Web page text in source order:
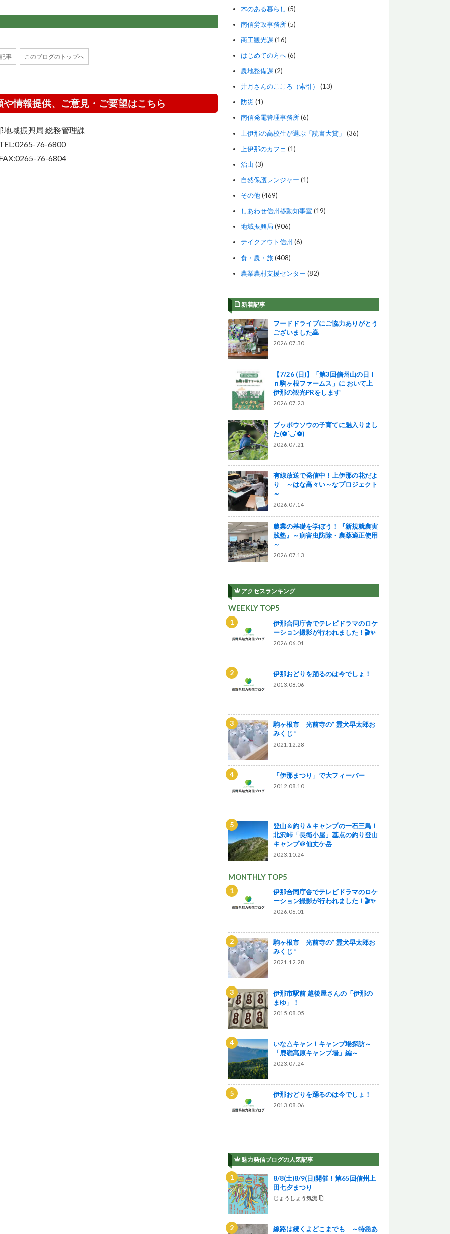
事 このブログのトップへ
情報提供、ご意見・ご要望はこちら
地域振興局 総務管理課
76-6800
76-6804
木のある暮らし (5)
南信労政事務所(5)
商工観光課 (16)
はじめての方へ(6)
農地整備課 (2)
井月さんのこころ（索引）
(13)
防災 (1)
南信発電管理事務所(6)
上伊那の高校生が選ぶ「読書大賞」
(36)
上伊那のカフェ (1)
治山 (3)
自然保護レンジャー (1)
その他(469)
しあわせ信州移動知事室(19)
地域振興局 (906)
テイクアウト信州 (6)
食・農・旅(408)
農業農村支援センター (82)
新着記事
フードドライブにご協力ありがとう
ございました🙇
2026.07.30
【7/26 (日)】「第3回信州山の日ｉ
ｎ駒ヶ根ファームス」に おいて上
伊那の観光PRをします
2026.07.23
ブッポウソウの子育てに魅入りまし
た(❁´◡`❁)
2026.07.21
有線放送で発信中！上伊那の花だよ
り ～はな高々い～なプロジェクト
～
2026.07.14
農業の基礎を学ぼう！『新規就農実
践塾』～病害虫防除・農薬適正使用
～
2026.07.13
アクセスランキング
WEEKLY TOP5
伊那合同庁舎でテレビドラマのロケ
ーション撮影が行われました！🎬✨
2026.06.01
伊那おどりを踊るのは今でしょ！
2013.08.06
駒ヶ根市 光前寺の“ 霊犬早太郎お
みくじ ”
2021.12.28
「伊那まつり」で大フィーバー
2012.08.10
登山＆釣り＆キャンプの一石三鳥！
北沢峠「長衛小屋」基点の釣り登山
キャンプ＠仙丈ケ岳
2023.10.24
MONTHLY TOP5
伊那合同庁舎でテレビドラマのロケ
ーション撮影が行われました！🎬✨
2026.06.01
駒ヶ根市 光前寺の“ 霊犬早太郎お
みくじ ”
2021.12.28
伊那市駅前 越後屋さんの「伊那の
まゆ」！
2015.08.05
いな△キャン！キャンプ場探訪～
「鹿嶺高原キャンプ場」編～
2023.07.24
伊那おどりを踊るのは今でしょ！
2013.08.06
魅力発信ブログの人気記事
8/8(土)8/9(日)開催！第65回信州上
田七夕まつり
じょうしょう気流
線路は続くよどこまでも ～特急あ